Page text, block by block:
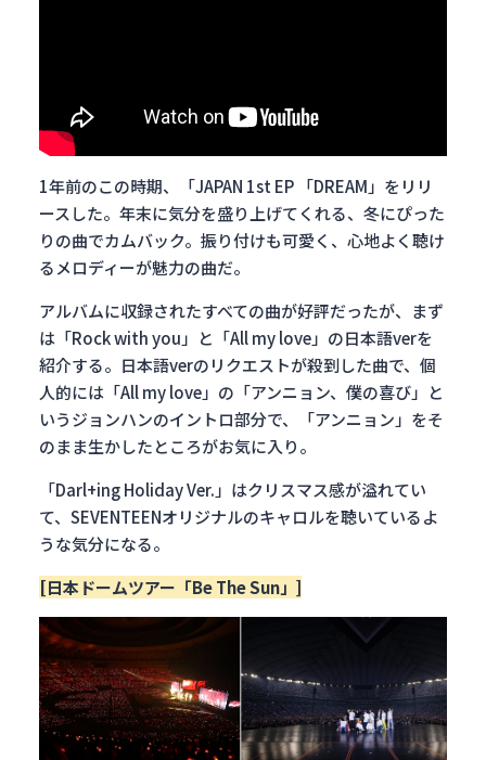
1年前のこの時期、「JAPAN 1st EP 「DREAM」をリリ
ースした。年末に気分を盛り上げてくれる、冬にぴった
りの曲でカムバック。振り付けも可愛く、心地よく聴け
るメロディーが魅力の曲だ。
アルバムに収録されたすべての曲が好評だったが、まず
は「Rock with you」と「All my love」の日本語verを
紹介する。日本語verのリクエストが殺到した曲で、個
人的には「All my love」の「アンニョン、僕の喜び」と
いうジョンハンのイントロ部分で、「アンニョン」をそ
のまま生かしたところがお気に入り。
「Darl+ing Holiday Ver.」はクリスマス感が溢れてい
て、SEVENTEENオリジナルのキャロルを聴いているよ
うな気分になる。
[日本ドームツアー「Be The Sun」]